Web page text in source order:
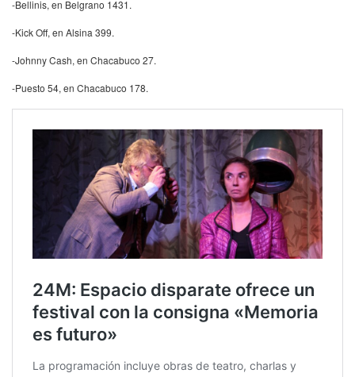
-Bellinis, en Belgrano 1431.
-Kick Off, en Alsina 399.
-Johnny Cash, en Chacabuco 27.
-Puesto 54, en Chacabuco 178.